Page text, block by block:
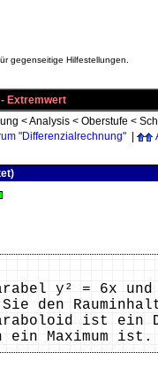
gegenseitige Hilfestellungen.
Extremwert
<Analysis < Oberstufe <
"Differenzialrechnung"
y² = 6x
den
ist ein
ein Maximum